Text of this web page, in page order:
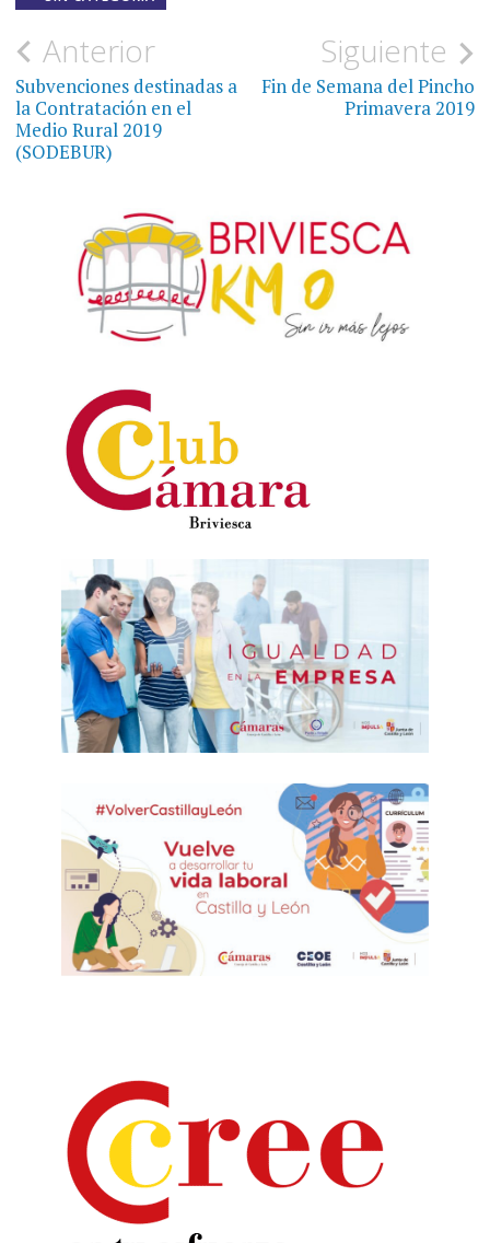
Navegación
de
entradas
Anterior
Subvenciones destinadas a
la Contratación en el
Medio Rural 2019
(SODEBUR)
Siguiente
Fin de Semana del Pincho
Primavera 2019